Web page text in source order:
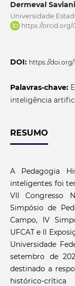
Dermeval Saviani
Universidade
https://orcid.org/
DOI: https://doi.org/
Palavras-chave:
inteligência
RESUMO
A Pedagogia
inteligentes foi
VII Congresso
Simpósio de
Campo, IV
UFCAT e II
Universidade
setembro de
destinado a
histórico-